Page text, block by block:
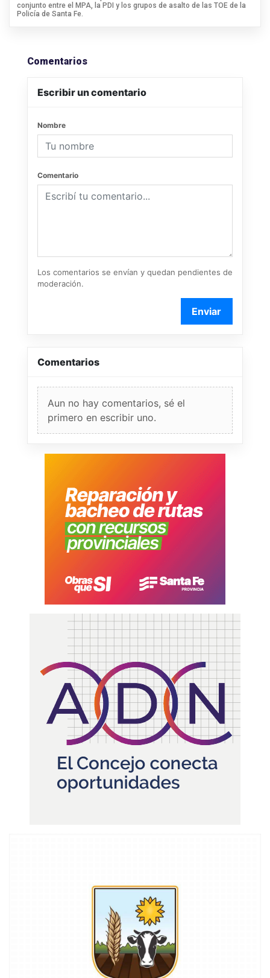
conjunto entre el MPA, la PDI y los grupos de asalto de las TOE de la
Policía de Santa Fe.
Comentarios
Escribir un comentario
Nombre
Comentario
Los comentarios se envían y quedan pendientes de
moderación.
Enviar
Comentarios
Aun no hay comentarios, sé el
primero en escribir uno.